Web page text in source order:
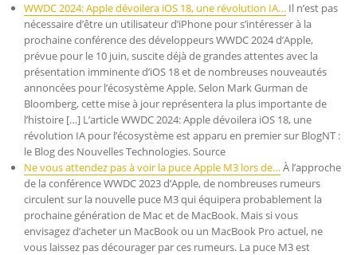
WWDC 2024: Apple dévoilera iOS 18, une révolution IA… Il n’est pas
nécessaire d’être un utilisateur d’iPhone pour s’intéresser à la
prochaine conférence des développeurs WWDC 2024 d’Apple,
prévue pour le 10 juin, suscite déjà de grandes attentes avec la
présentation imminente d’iOS 18 et de nombreuses nouveautés
annoncées pour l’écosystème Apple. Selon Mark Gurman de
Bloomberg, cette mise à jour représentera la plus importante de
l’histoire […] L’article WWDC 2024: Apple dévoilera iOS 18, une
révolution IA pour l’écosystème est apparu en premier sur BlogNT :
le Blog des Nouvelles Technologies. Source
Ne vous attendez pas à voir la puce Apple M3 lors de…À l’approche
de la conférence WWDC 2023 d’Apple, de nombreuses rumeurs
circulent sur la nouvelle puce M3 qui équipera probablement la
prochaine génération de Mac et de MacBook. Mais si vous
envisagez d’acheter un MacBook ou un MacBook Pro actuel, ne
vous laissez pas décourager par ces rumeurs. La puce M3 est